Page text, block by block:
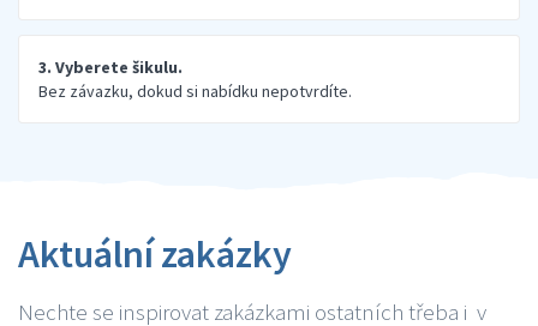
3. Vyberete šikulu.
Bez závazku, dokud si nabídku nepotvrdíte.
Aktuální zakázky
Nechte se inspirovat zakázkami ostatních třeba i v